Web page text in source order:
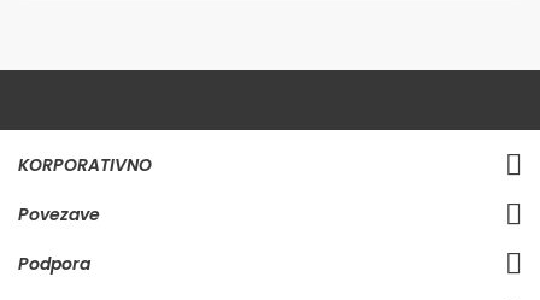
KORPORATIVNO
Povezave
Podpora